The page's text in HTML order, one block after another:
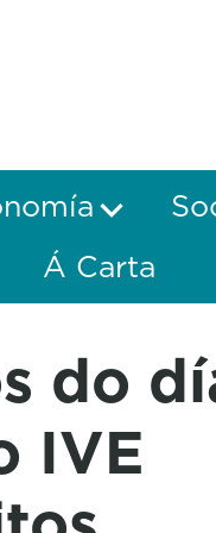
Á Carta
do
IVE